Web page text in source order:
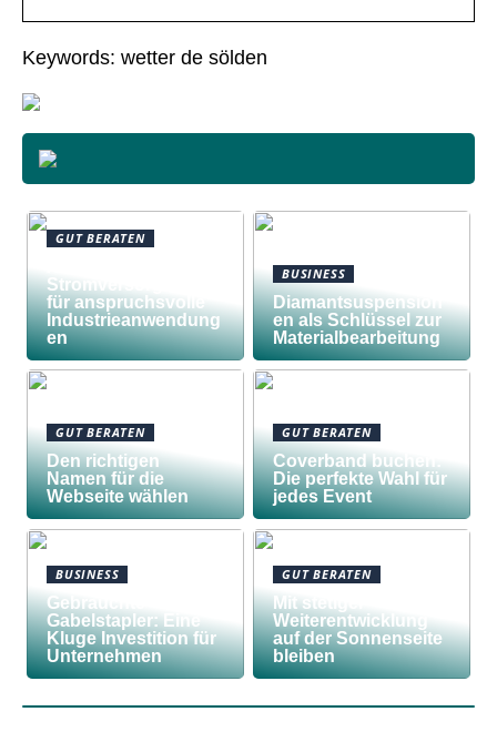
Keywords: wetter de sölden
GUT BERATEN
Stromversorgungen
für anspruchsvolle
Industrieanwendung
en
BUSINESS
Diamantsuspension
en als Schlüssel zur
Materialbearbeitung
GUT BERATEN
Den richtigen
Namen für die
Webseite wählen
GUT BERATEN
Coverband buchen:
Die perfekte Wahl für
jedes Event
BUSINESS
Gebrauchte
Gabelstapler: Eine
Kluge Investition für
Unternehmen
GUT BERATEN
Mit stetiger
Weiterentwicklung
auf der Sonnenseite
bleiben